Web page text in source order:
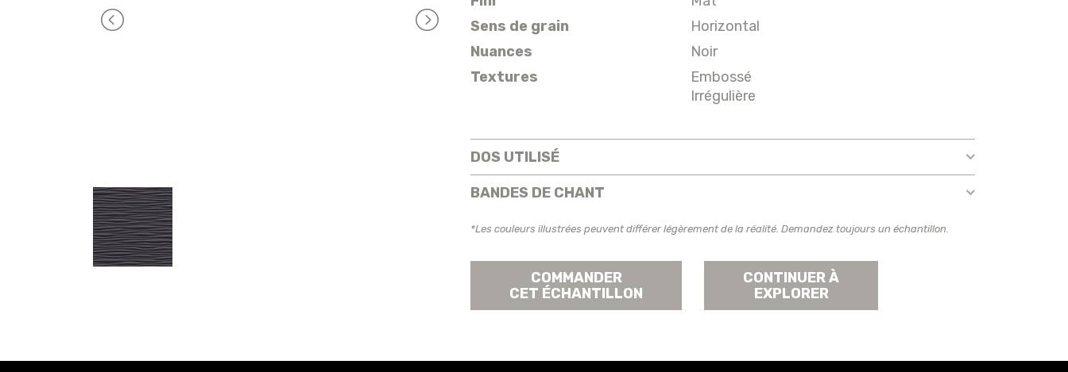
Sens de grain
Horizontal
Nuances
Noir
Textures
Embossé
Irrégulière
DOS UTILISÉ
BANDES DE CHANT
*Les couleurs illustrées peuvent différer légèrement de la réalité. Demandez toujours un échantillon.
COMMANDER
CET ÉCHANTILLON
CONTINUER À
EXPLORER